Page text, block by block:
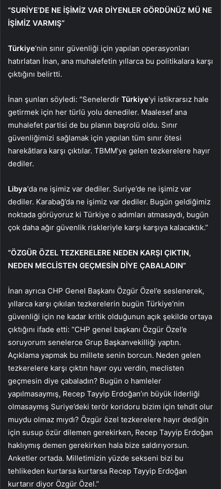
“SURİYE’DE NE İŞİMİZ VAR DİYENLER GÖRDÜNÜZ MÜ NE
İŞİMİZ VARMIŞ”
Türkiye‘nin sınır güvenliği için yapılan operasyonları
hatırlatan İnan, ana muhalefetin yıllarca bu politikalara karşı
çıktığını belirtti.
İnan şunları söyledi: “Senelerdir Türkiye‘yi istikrarsız hale
getirmek için her türlü yolu denediler. Maalesef ana
muhalefet partisi de bu planın başrolü oldu. Sınır
güvenliğimizi sağlamak için yapılan tüm sınır ötesi
harekâtlara karşı çıktılar. TBMM’ye gelen tezkerelere hayır
dediler.
Libya‘da ne işimiz var dediler. Suriye’de ne işimiz var
dediler. Karabağ’da ne işimiz var dediler. Bugün geldiğimiz
noktada görüyoruz ki Türkiye o adımları atmasaydı, bugün
çok daha ağır güvenlik riskleriyle karşı karşıya kalacaktık.”
“ÖZGÜR ÖZEL TEZKERELERE NEDEN KARŞI ÇIKTIN,
NEDEN MECLİSTEN GEÇMESİN DİYE ÇABALADIN”
İnan ayrıca CHP Genel Başkanı Özgür Özel’e seslenerek,
yıllarca karşı çıkılan tezkerelerin bugün Türkiye’nin
güvenliği için ne kadar kritik olduğunun açık şekilde ortaya
çıktığını ifade etti: “CHP genel başkanı Özgür Özel’e
soruyorum senelerce Grup Başkanvekilliği yaptın.
Açıklama yapmak bu millete senin borcun. Neden gelen
tezkerelere karşı çıktın hayır oyu verdin, meclisten
geçmesin diye çabaladın? Bugün o hamleler
yapılmasaymış, Recep Tayyip Erdoğan’ın büyük liderliği
olmasaymış Suriye’deki terör koridoru bizim için tehdit olur
muydu olmaz mıydı? Özgür özel tezkerelere hayır dediğin
için susup özür dilemen gerekirken, Recep Tayyip Erdoğan
haklıymış demen gerekirken hala bize saldırıyorsun.
Anketler ortada. Milletimizin yüzde sekseni bizi bu
tehlikeden kurtarsa kurtarsa Recep Tayyip Erdoğan
kurtarır diyor Özgür Özel.”